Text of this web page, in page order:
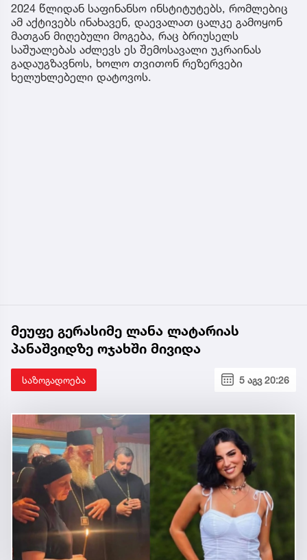
2024 წლიდან საფინანსო ინსტიტუტებს, რომლებიც
ამ აქტივებს ინახავენ, დაევალათ ცალკე გამოყონ
მათგან მიღებული მოგება, რაც ბრიუსელს
საშუალებას აძლევს ეს შემოსავალი უკრაინას
გადაუგზავნოს, ხოლო თვითონ რეზერვები
ხელუხლებელი დატოვოს.
მეუფე გერასიმე ლანა ლატარიას
პანაშვიდზე ოჯახში მივიდა
საზოგადოება 5 აგვ 20:26